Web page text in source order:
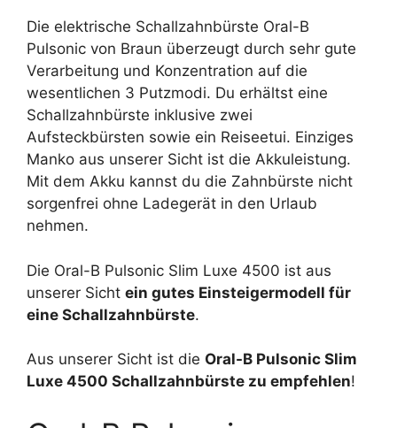
Die elektrische Schallzahnbürste Oral-B
Pulsonic von Braun überzeugt durch sehr gute
Verarbeitung und Konzentration auf die
wesentlichen 3 Putzmodi. Du erhältst eine
Schallzahnbürste inklusive zwei
Aufsteckbürsten sowie ein Reiseetui. Einziges
Manko aus unserer Sicht ist die Akkuleistung.
Mit dem Akku kannst du die Zahnbürste nicht
sorgenfrei ohne Ladegerät in den Urlaub
nehmen.
Die Oral-B Pulsonic Slim Luxe 4500 ist aus
unserer Sicht ein gutes Einsteigermodell für
eine Schallzahnbürste.
Aus unserer Sicht ist die Oral-B Pulsonic Slim
Luxe 4500 Schallzahnbürste zu empfehlen!